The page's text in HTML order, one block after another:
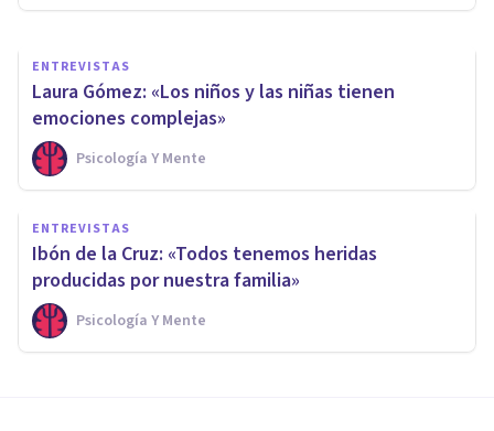
ENTREVISTAS
Laura Gómez: «Los niños y las niñas tienen
emociones complejas»
Psicología Y Mente
ENTREVISTAS
Ibón de la Cruz: «Todos tenemos heridas
producidas por nuestra familia»
Psicología Y Mente